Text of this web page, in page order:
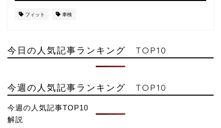
フィット 車検
今日の人気記事ランキング TOP10
今週の人気記事ランキング TOP10
今週の人気記事TOP10
解説